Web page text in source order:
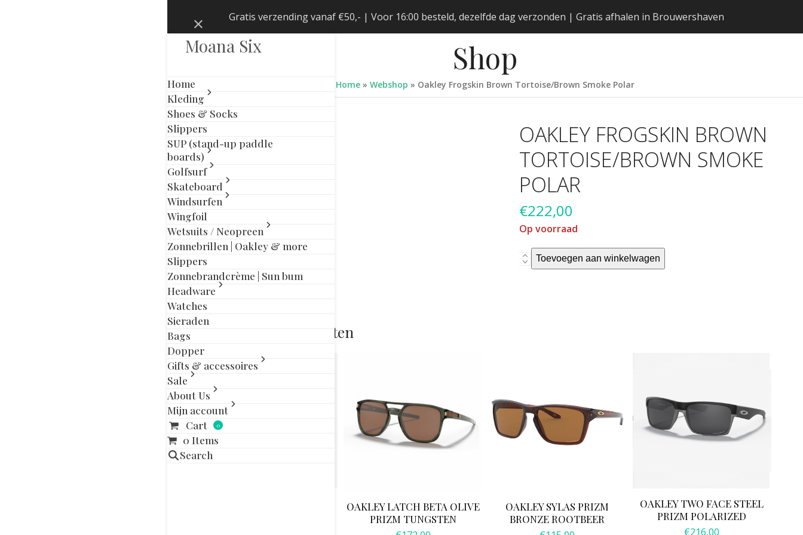
Gratis verzending vanaf €50,- | Voor 16:00 besteld, dezelfde dag verzonden | Gratis afhalen in Brouwershaven
Negeren
Moana Six
Home
Kleding
Shoes & Socks
Slippers
SUP (stand-up paddle
boards)
Golfsurf
Skateboard
Windsurfen
Wingfoil
Wetsuits / Neopreen
Zonnebrillen | Oakley & more
Slippers
Zonnebrandcrème | Sun bum
Headware
Watches
Sieraden
Bags
Dopper
Gifts & accessoires
Sale
About Us
Mijn account
Cart
0
0 Items
Search
Shop
Home » Webshop » Oakley Frogskin Brown Tortoise/Brown Smoke Polar
OAKLEY FROGSKIN BROWN
TORTOISE/BROWN SMOKE
POLAR
€222,00
Op voorraad
Oakley
Frogskin
Toevoegen aan winkelwagen
Gerelateerde producten
OAKLEY LATCH BETA OLIVE
PRIZM TUNGSTEN
OAKLEY SYLAS PRIZM
BRONZE ROOTBEER
OAKLEY TWO FACE STEEL
PRIZM POLARIZED
€216,00